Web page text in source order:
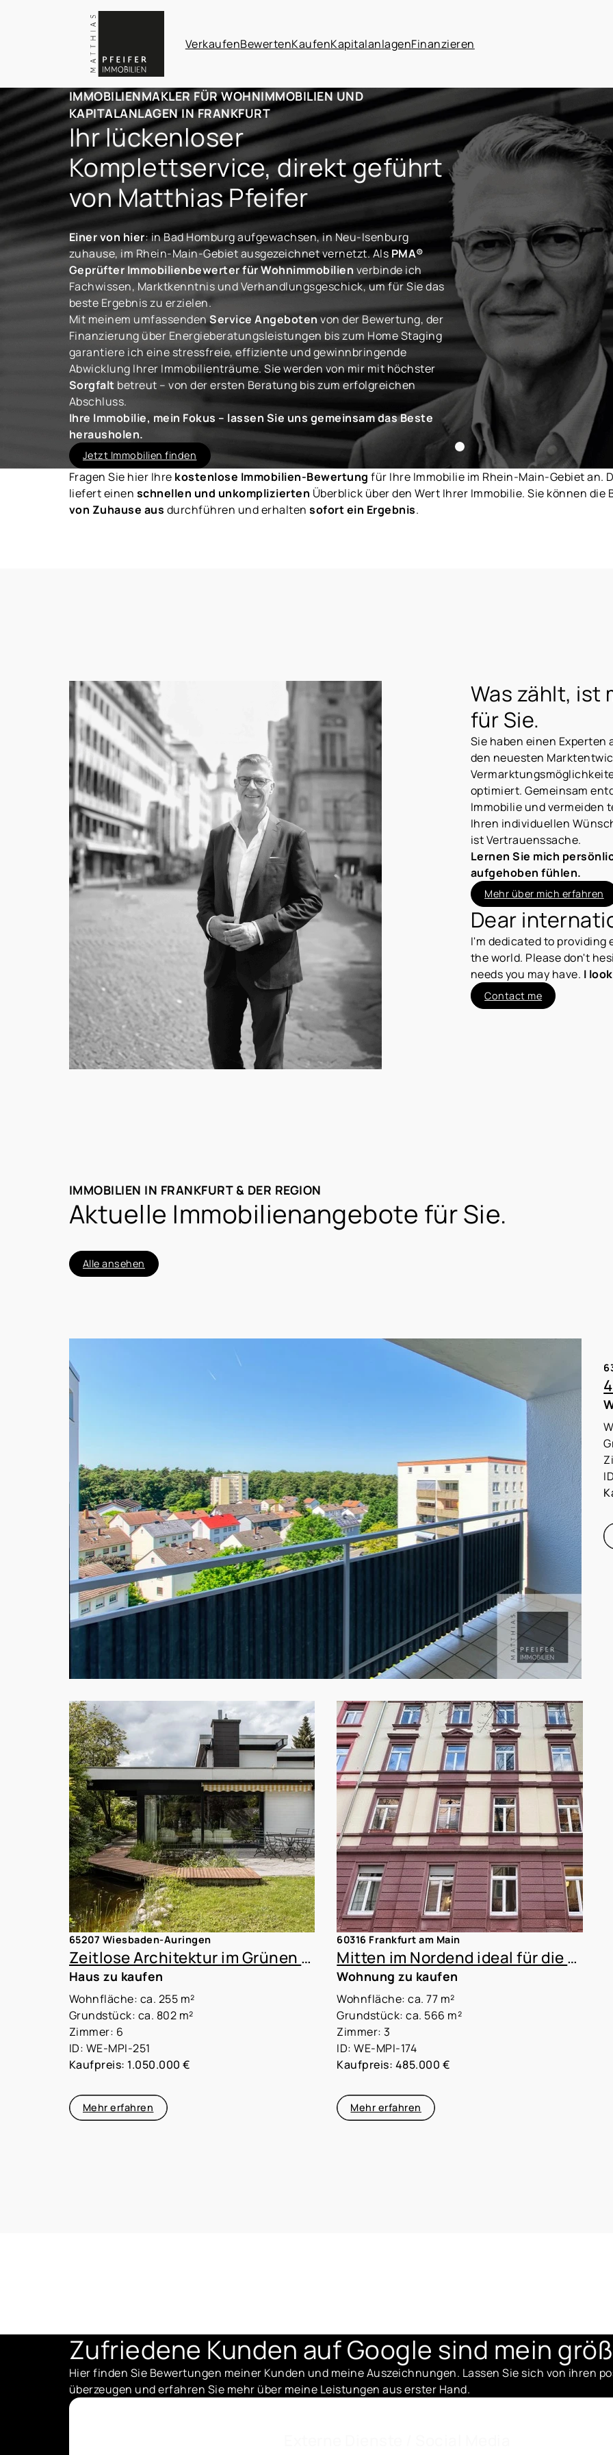
VerkaufenBewertenKaufenKapitalanlagenFinanzieren
IMMOBILIENMAKLER FÜR WOHNIMMOBILIEN UND
KAPITALANLAGEN IN FRANKFURT
Ihr lückenloser
Komplettservice, direkt geführt
von Matthias Pfeifer
Einer von hier: in Bad Homburg aufgewachsen, in Neu-Isenburg
zuhause, im Rhein-Main-Gebiet ausgezeichnet vernetzt. Als PMA®
Geprüfter Immobilienbewerter für Wohnimmobilien verbinde ich
Fachwissen, Marktkenntnis und Verhandlungsgeschick, um für Sie das
beste Ergebnis zu erzielen.
Mit meinem umfassendenService Angebotenvon der Bewertung, der
Finanzierung über Energieberatungsleistungen bis zum Home Staging
garantiere ich eine stressfreie, effiziente und gewinnbringende
Abwicklung Ihrer Immobilienträume. Sie werden von mir mit höchster
Sorgfalt betreut – von der ersten Beratung bis zum erfolgreichen
Abschluss.
Ihre Immobilie, mein Fokus – lassen Sie uns gemeinsam das Beste
herausholen.
Jetzt Immobilien finden
Fragen Sie hier Ihre kostenlose Immobilien-Bewertung für Ihre Immobilie im Rhein-Main-Gebiet an.
liefert einen schnellen und unkomplizierten Überblick über den Wert Ihrer Immobilie. Sie können die
von Zuhause aus durchführen und erhaltensofort ein Ergebnis.
Was zählt, ist
für Sie.
Sie haben einen Experten
den neuesten
optimiert. Gemeinsam
Immobilie und vermeiden
Ihren individuellen
ist Vertrauenssache.
Lernen Sie mich
aufgehoben fühlen.
Mehr über mich erfahren
Dear
I'm dedicated to
the world. Please don't
needs you may have. I
Contact me
IMMOBILIEN IN FRANKFURT & DER REGION
Aktuelle Immobilienangebote für Sie.
Alle ansehen
65207 Wiesbaden-Auringen
Zeitlose Architektur im Grünen mit Gestaltungsspielraum in WI-Auringen
Haus zu kaufen
Wohnfläche: ca. 255 m²
Grundstück: ca. 802 m²
Zimmer: 6
ID: WE-MPI-251
Kaufpreis: 1.050.000 €
Mehr erfahren
60316 Frankfurt am Main
Mitten im Nordend ideal für die WG-Vermietung
Wohnung zu kaufen
Wohnfläche: ca. 77 m²
Grundstück: ca. 566 m²
Zimmer: 3
ID: WE-MPI-174
Kaufpreis: 485.000 €
Mehr erfahren
Zufriedene Kunden auf Google sind mein
Hier finden Sie Bewertungen meiner Kunden und meine Auszeichnungen. Lassen Sie sich von ihren
überzeugen und erfahren Sie mehr über meine Leistungen aus erster Hand.